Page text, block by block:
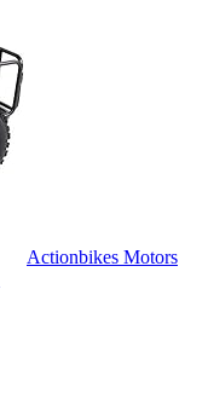
Actionbikes Motors